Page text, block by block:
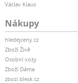
Václav Klaus
Nákupy
hledejceny.cz
Zboží Živě
Osobní vozy
Zboží Dáma
zbozi.blesk.cz